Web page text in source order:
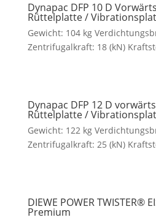
Dynapac DFP 10 D
Rüttelplatte /
Gewicht: 104 kg
Zentrifugalkraft: 18 (kN)
Dynapac DFP 12 D
Rüttelplatte /
Gewicht: 122 kg
Zentrifugalkraft: 25 (kN)
DIEWE POWER TWISTER®
Premium